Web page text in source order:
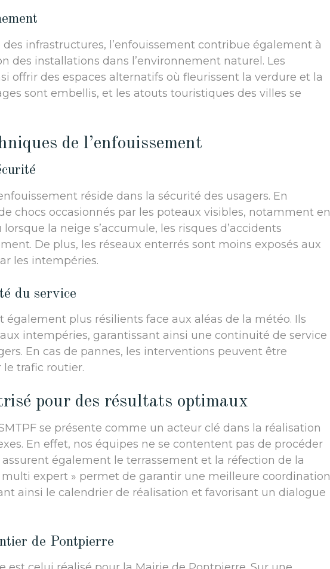
infrastructures, l’enfouissement contribue également à
des installations dans l’environnement naturel. Les
offrir des espaces alternatifs où fleurissent la verdure et la
sont embellis, et les atouts touristiques des villes se
de l’enfouissement
réside dans la sécurité des usagers. En
chocs occasionnés par les poteaux visibles, notamment en
la neige s’accumule, les risques d’accidents
De plus, les réseaux enterrés sont moins exposés aux
les intempéries.
du service
également plus résilients face aux aléas de la météo. Ils
intempéries, garantissant ainsi une continuité de service
En cas de pannes, les interventions peuvent être
le trafic routier.
pour des résultats optimaux
se présente comme un acteur clé dans la réalisation
En effet, nos équipes ne se contentent pas de procéder
assurent également le terrassement et la réfection de la
multi expert » permet de garantir une meilleure coordination
ainsi le calendrier de réalisation et favorisant un dialogue
de Pontpierre